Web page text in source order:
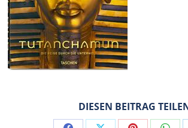
DIESEN BEITRAG